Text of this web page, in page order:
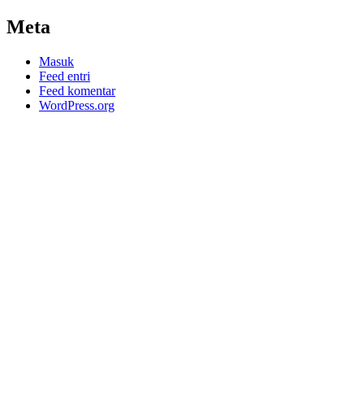
Meta
Masuk
Feed entri
Feed komentar
WordPress.org